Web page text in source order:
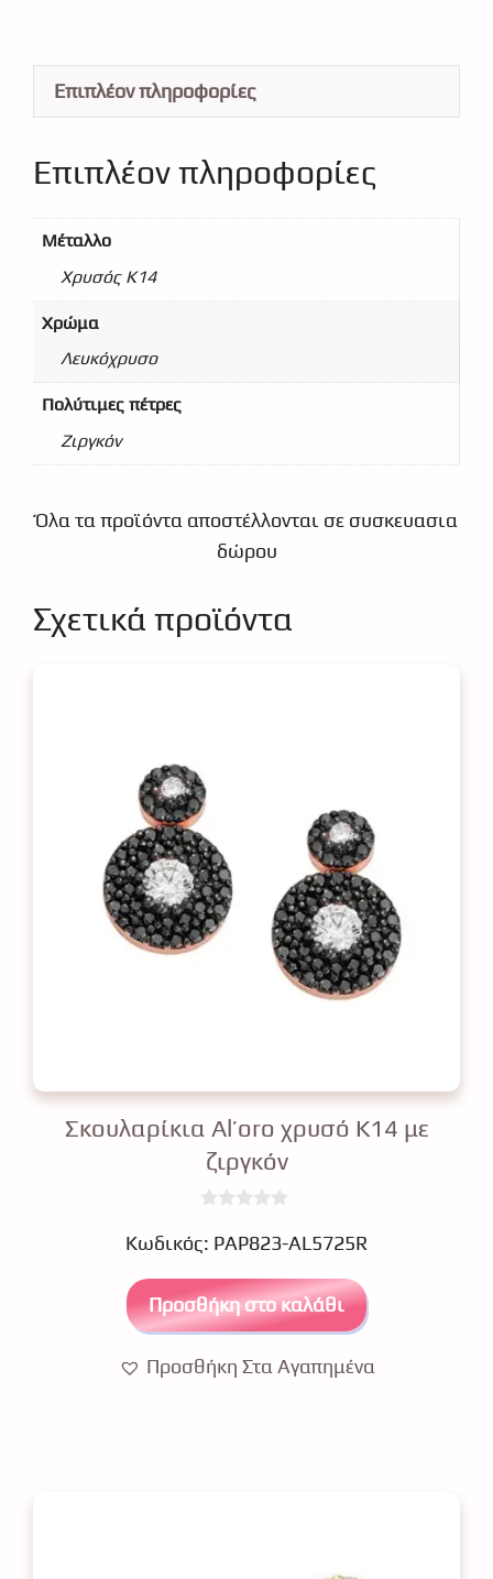
Επιπλέον πληροφορίες
Επιπλέον πληροφορίες
Μέταλλο
Χρυσός Κ14
Χρώμα
Λευκόχρυσο
Πολύτιμες πέτρες
Ζιργκόν
Όλα τα προϊόντα αποστέλλονται σε συσκευασια
δώρου
Σχετικά προϊόντα
Σκουλαρίκια Al’oro χρυσό Κ14 με
ζιργκόν
o
u
f
5
€
Κωδικός: PAP823-AL5725R
Προσθήκη στο καλάθι
Προσθήκη Στα Αγαπημένα